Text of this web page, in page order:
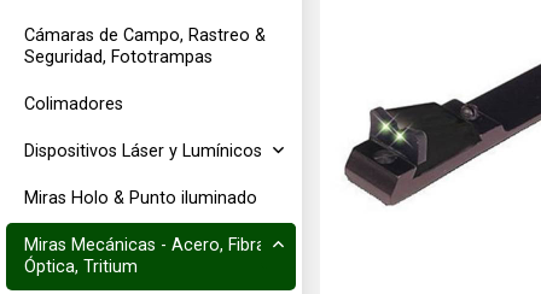
Cámaras de Campo, Rastreo &
Seguridad, Fototrampas
Colimadores
Dispositivos Láser y Lumínicos
Miras Holo & Punto iluminado
Miras Mecánicas - Acero, Fibra
Óptica, Tritium
10/22 y similares. RUGER®